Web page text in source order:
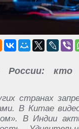
России:
странах
В Китае
В Индии